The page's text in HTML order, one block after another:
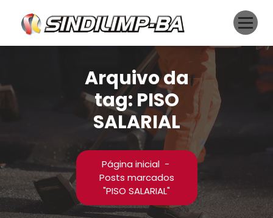
conteúdo
Arquivo da
tag: PISO
SALARIAL
Página inicial-
Posts marcados
"PISO SALARIAL"